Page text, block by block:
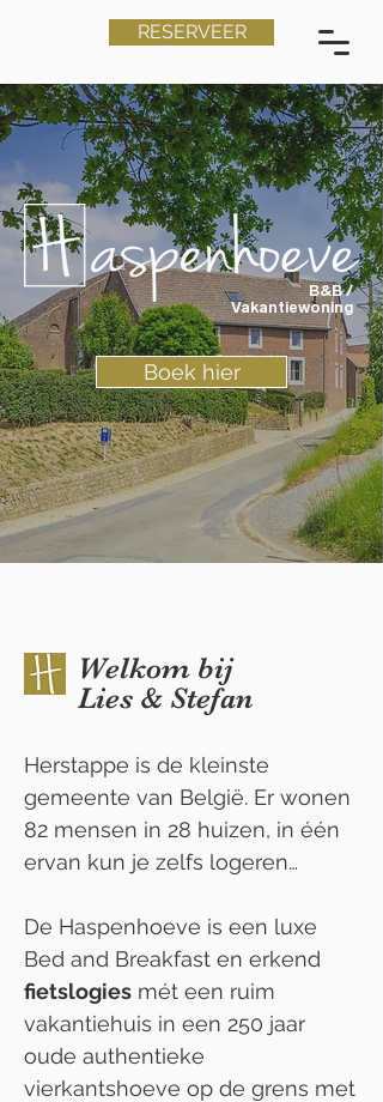
RESERVEER
B&B /
Vakantiewoning
Boek hier
Welkom bij
Lies & Stefan
Herstappe is de kleinste
gemeente van België. Er wonen
82 mensen in 28 huizen, in één
ervan kun je zelfs logeren…
De Haspenhoeve is een luxe
Bed and Breakfast en erkend
fietslogies mét een ruim
vakantiehuis in een 250 jaar
oude authentieke
vierkantshoeve op de grens met